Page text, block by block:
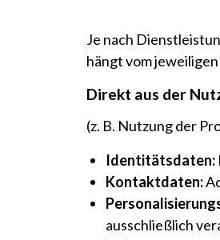
Je nach
hängt vom
Direkt aus der
(z. B. Nutzung der
Identitätsdaten:
Kontaktdaten:
ausschließlich